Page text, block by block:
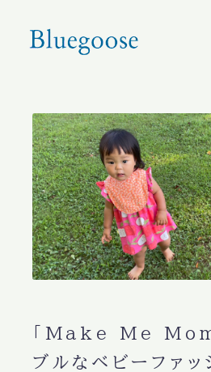
「Make Me Mom
ブルなベビーファッ